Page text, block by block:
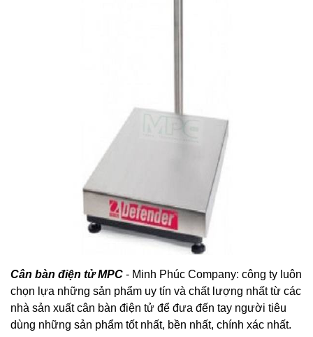
Cân bàn điện tử MPC - Minh Phúc Company: công ty luôn
chọn lựa những sản phẩm uy tín và chất lượng nhất từ các
nhà sản xuất cân bàn điện tử để đưa đến tay người tiêu
dùng những sản phẩm tốt nhất, bền nhất, chính xác nhất.